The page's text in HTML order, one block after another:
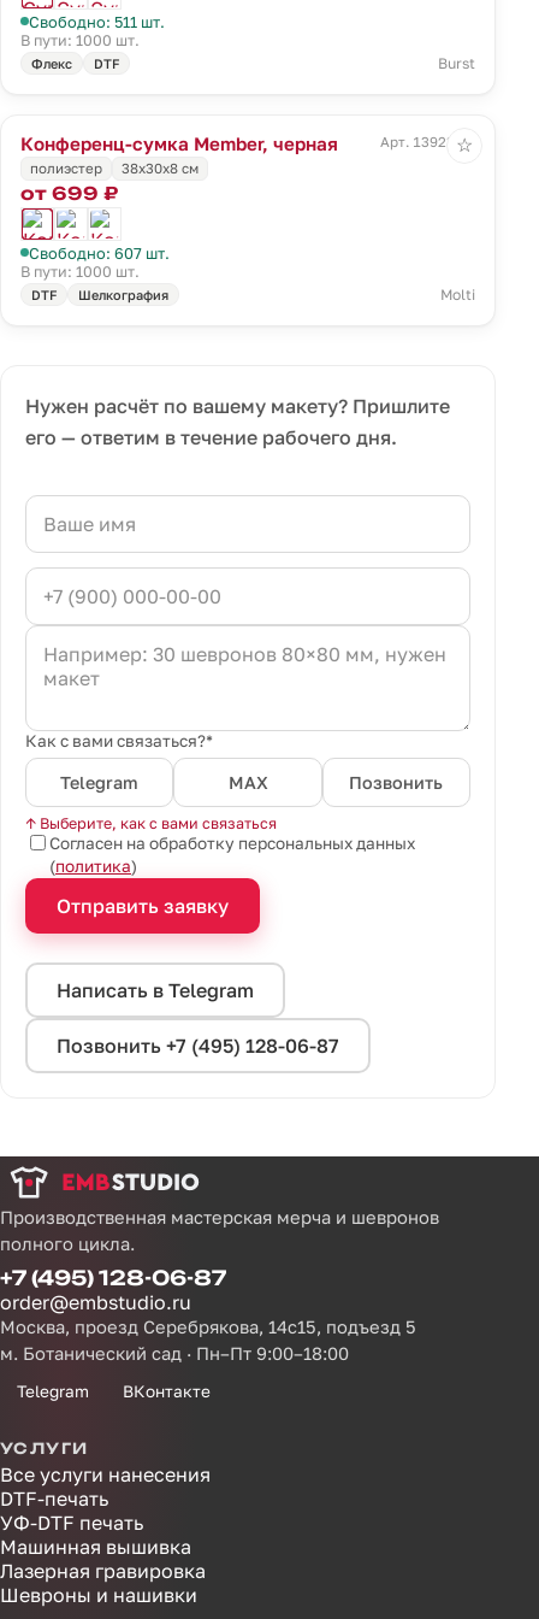
Свободно: 511 шт.
В пути: 1000 шт.
Флекс DTF Burst
Конференц-сумка Member, черная
Арт. 13923.30
полиэстер
38х30х8 см
от 699 ₽
Свободно: 607 шт.
В пути: 1000 шт.
DTF Шелкография Molti
☆
Нужен расчёт по вашему макету? Пришлите
его — ответим в течение рабочего дня.
Как с вами связаться?*
Telegram MAX Позвонить
↑ Выберите, как с вами связаться
Согласен на обработку персональных данных
(политика)
Отправить заявку
Написать в Telegram
Позвонить +7 (495) 128-06-87
Производственная мастерская мерча и шевронов
полного цикла.
+7 (495) 128-06-87
order@embstudio.ru
Москва, проезд Серебрякова, 14с15, подъезд 5
м. Ботанический сад · Пн–Пт 9:00–18:00
Telegram ВКонтакте
УСЛУГИ
Все услуги нанесения
DTF-печать
УФ-DTF печать
Машинная вышивка
Лазерная гравировка
Шевроны и нашивки